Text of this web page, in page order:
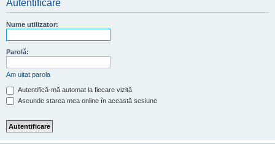
Autentificare
Nume utilizator:
Parolă:
Am uitat parola
Autentifică-mă automat la fiecare vizită
Ascunde starea mea online în această sesiune